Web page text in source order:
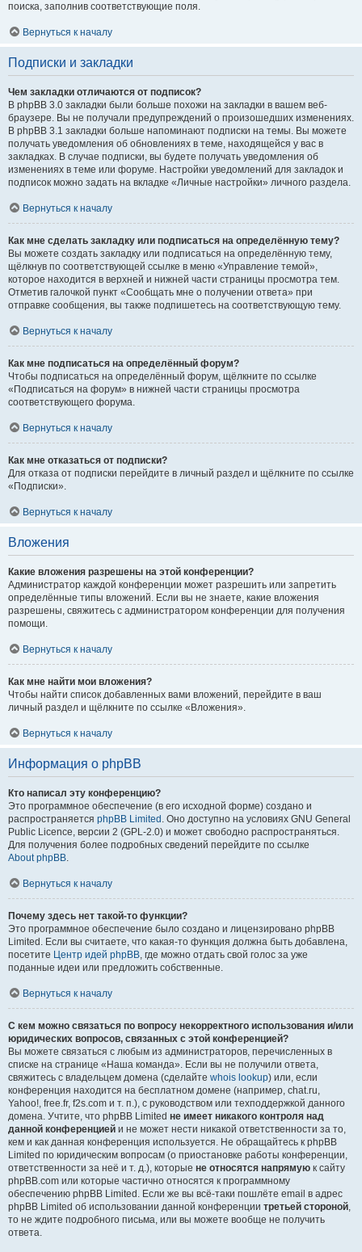
поиска, заполнив соответствующие поля.
Вернуться к началу
Подписки и закладки
Чем закладки отличаются от подписок?
В phpBB 3.0 закладки были больше похожи на закладки в вашем веб-
браузере. Вы не получали предупреждений о произошедших изменениях.
В phpBB 3.1 закладки больше напоминают подписки на темы. Вы можете
получать уведомления об обновлениях в теме, находящейся у вас в
закладках. В случае подписки, вы будете получать уведомления об
изменениях в теме или форуме. Настройки уведомлений для закладок и
подписок можно задать на вкладке «Личные настройки» личного раздела.
Вернуться к началу
Как мне сделать закладку или подписаться на определённую тему?
Вы можете создать закладку или подписаться на определённую тему,
щёлкнув по соответствующей ссылке в меню «Управление темой»,
которое находится в верхней и нижней части страницы просмотра тем.
Отметив галочкой пункт «Сообщать мне о получении ответа» при
отправке сообщения, вы также подпишетесь на соответствующую тему.
Вернуться к началу
Как мне подписаться на определённый форум?
Чтобы подписаться на определённый форум, щёлкните по ссылке
«Подписаться на форум» в нижней части страницы просмотра
соответствующего форума.
Вернуться к началу
Как мне отказаться от подписки?
Для отказа от подписки перейдите в личный раздел и щёлкните по ссылке
«Подписки».
Вернуться к началу
Вложения
Какие вложения разрешены на этой конференции?
Администратор каждой конференции может разрешить или запретить
определённые типы вложений. Если вы не знаете, какие вложения
разрешены, свяжитесь с администратором конференции для получения
помощи.
Вернуться к началу
Как мне найти мои вложения?
Чтобы найти список добавленных вами вложений, перейдите в ваш
личный раздел и щёлкните по ссылке «Вложения».
Вернуться к началу
Информация о phpBB
Кто написал эту конференцию?
Это программное обеспечение (в его исходной форме) создано и
распространяется phpBB Limited . Оно доступно на условиях GNU General
Public Licence, версии 2 (GPL-2.0) и может свободно распространяться.
Для получения более подробных сведений перейдите по ссылке
About phpBB.
Вернуться к началу
Почему здесь нет такой-то функции?
Это программное обеспечение было создано и лицензировано phpBB
Limited. Если вы считаете, что какая-то функция должна быть добавлена,
посетите Центр идей phpBB, где можно отдать свой голос за уже
поданные идеи или предложить собственные.
Вернуться к началу
С кем можно связаться по вопросу некорректного использования и/или
юридических вопросов, связанных с этой конференцией?
Вы можете связаться с любым из администраторов, перечисленных в
списке на странице «Наша команда». Если вы не получили ответа,
свяжитесь с владельцем домена (сделайте whois lookup) или, если
конференция находится на бесплатном домене (например, chat.ru,
Yahoo!, free.fr, f2s.com и т. п.), с руководством или техподдержкой данного
домена. Учтите, что phpBB Limited не имеет никакого контроля над
данной конференцией и не может нести никакой ответственности за то,
кем и как данная конференция используется. Не обращайтесь к phpBB
Limited по юридическим вопросам (о приостановке работы конференции,
ответственности за неё и т. д.), которые не относятся напрямую к сайту
phpBB.com или которые частично относятся к программному
обеспечению phpBB Limited. Если же вы всё-таки пошлёте email в адрес
phpBB Limited об использовании данной конференции третьей стороной,
то не ждите подробного письма, или вы можете вообще не получить
ответа.